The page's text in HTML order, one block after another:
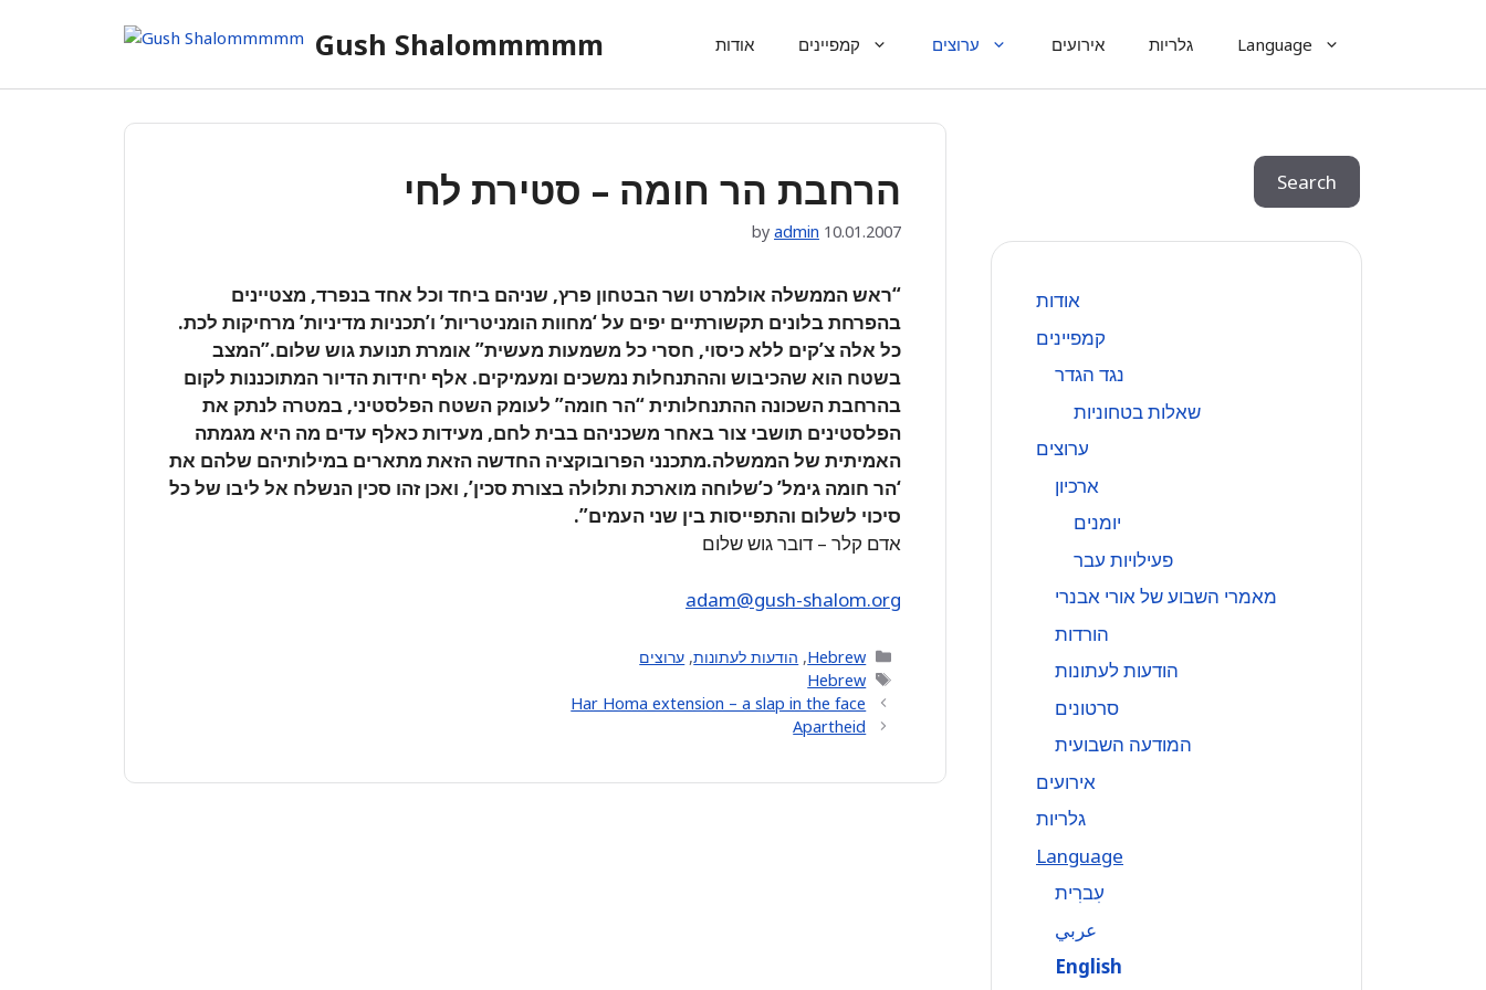
Gush Shalommmmm אודות קמפיינים ערוצים אירועים גלריות Language
הרחבת הר חומה – סטירת לחי
10.01.2007
by admin
“ראש הממשלה אולמרט ושר הבטחון פרץ, שניהם ביחד וכל אחד בנפרד, מצטיינים
בהפרחת בלונים תקשורתיים יפים על ‘מחוות הומניטריות’ ו’תכניות מדיניות’ מרחיקות לכת.
כל אלה צ’קים ללא כיסוי, חסרי כל משמעות מעשית” אומרת תנועת גוש שלום.”המצב
בשטח הוא שהכיבוש וההתנחלות נמשכים ומעמיקים. אלף יחידות הדיור המתוכננות לקום
בהרחבת השכונה ההתנחלותית “הר חומה” לעומק השטח הפלסטיני, במטרה לנתק את
הפלסטינים תושבי צור באחר משכניהם בבית לחם, מעידות כאלף עדים מה היא מגמתה
האמיתית של הממשלה.מתכנני הפרובוקציה החדשה הזאת מתארים במילותיהם שלהם את
‘הר חומה גימל’ כ’שלוחה מוארכת ותלולה בצורת סכין’, ואכן זהו סכין הנשלח אל ליבו של כל
סיכוי לשלום והתפייסות בין שני העמים”.
אדם קלר – דובר גוש שלום
adam@gush-shalom.org
Categories
Hebrew
, הודעות לעתונות, ערוצים
Tags
Hebrew
Har Homa extension – a slap in the face
Apartheid
Search
אודות
קמפיינים
נגד הגדר
שאלות בטחוניות
ערוצים
ארכיון
יומנים
פעילויות עבר
מאמרי השבוע של אורי אבנרי
הורדות
הודעות לעתונות
סרטונים
המודעה השבועית
אירועים
גלריות
Language
עִברִית
عربي
English